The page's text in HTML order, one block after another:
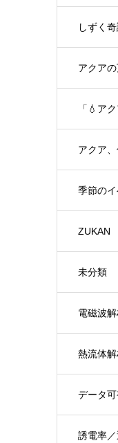
しずく
アクア
「💧ア
学の対
アクア
季節の
ZUKAN
未分類
電磁波
熱流体
データ
誘電率